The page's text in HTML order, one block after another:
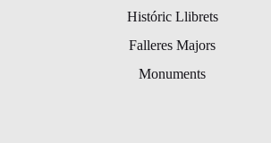
Históric Llibrets
Falleres Majors
Monuments